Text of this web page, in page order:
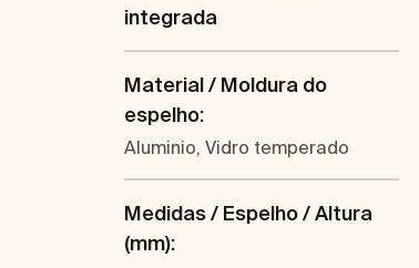
integrada
Material / Moldura do
espelho:
Aluminio, Vidro temperado
Medidas / Espelho / Altura
(mm):